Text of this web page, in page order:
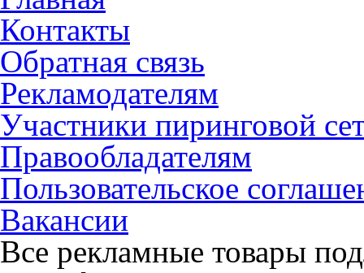
Контакты
Обратная связь
Рекламодателям
Участники пиринговой
Правообладателям
Пользовательское
Вакансии
Все рекламные товары